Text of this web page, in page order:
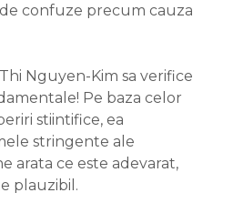
confuze precum cauza
Nguyen-Kim sa verifice
Pe baza celor
stiintifice, ea
stringente ale
arata ce este adevarat,
plauzibil.